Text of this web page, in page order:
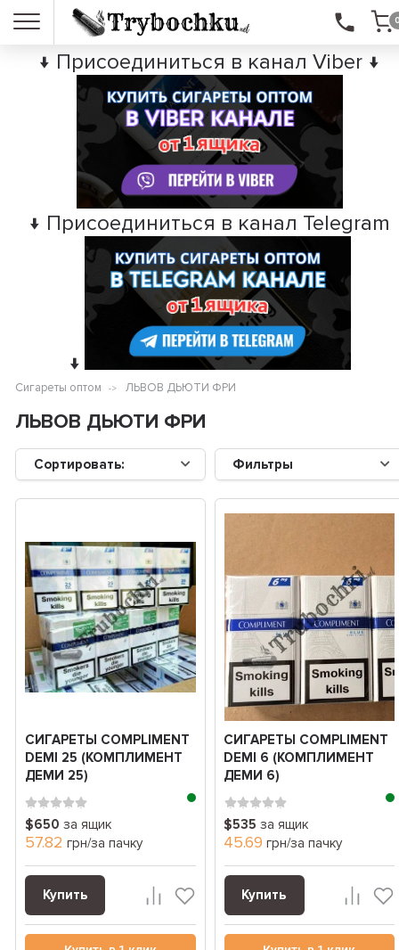
↓ Присоединиться в канал Viber ↓
↓ Присоединиться в канал Telegram
↓
Сигареты оптом ЛЬВОВ ДЬЮТИ ФРИ
ЛЬВОВ ДЬЮТИ ФРИ
Сортировать: Фильтры
СИГАРЕТЫ COMPLIMENT
DEMI 25 (КОМПЛИМЕНТ
ДЕМИ 25)
$650 за ящик
57.82 грн/за пачку
Купить
СИГАРЕТЫ COMPLIMENT
DEMI 6 (КОМПЛИМЕНТ
ДЕМИ 6)
$535 за ящик
45.69 грн/за пачку
Купить